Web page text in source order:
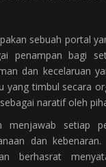
sebuah portal
penampan bagi
dan kecelaruan
yang timbul secara
naratif oleh
menjawab setiap
dan
berhasrat